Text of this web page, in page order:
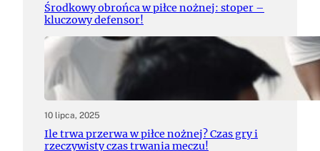
Środkowy obrońca w piłce nożnej: stoper –
kluczowy defensor!
10 lipca, 2025
Ile trwa przerwa w piłce nożnej? Czas gry i
rzeczywisty czas trwania meczu!